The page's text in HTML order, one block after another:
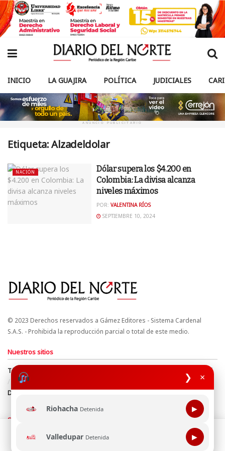
❯ ×
Riohacha Detenida ▶
Valledupar Detenida ▶
INICIO LA GUAJIRA POLÍTICA JUDICIALES
ANUNCIO PUBLICITARIO
Etiqueta:Alzadeldolar
NACIÓN
Dólar supera los $4.200 en
Colombia: La divisa alcanza
niveles máximos
POR: VALENTINA RÍOS
SEPTIEMBRE 10, 2024
© 2023 Derechos reservados a Gámez Editores - Sistema Cardenal
S.A.S. - Prohibida la reproducción parcial o total de este medio.
Nuestros sitios
Términos y Condiciones
Derechos de Autor y Propiedad Intelectual
Política de uso de cookies
Política de Tratamiento de Datos
Directrices Editoriales
Síguenos
Esta página web usa cookie para mejorar tu experiencia de
navegación, al continuar aceptas nuestra política de uso de